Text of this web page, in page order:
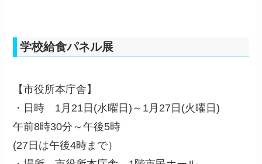
学校給食パネル展
【市役所本庁舎】
・日時 1月21日(水曜日)～1月27日(火曜日)
午前8時30分～午後5時
(27日は午後4時まで）